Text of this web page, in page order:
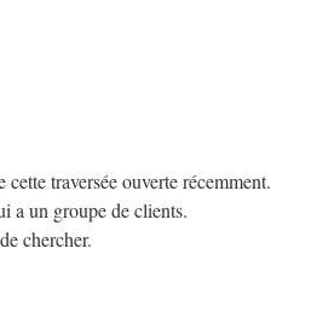
traversée ouverte récemment.
a un groupe de clients.
chercher.